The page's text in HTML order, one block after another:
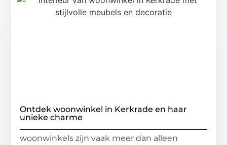
Ontdek woonwinkel in Kerkrade en haar
unieke charme
woonwinkels zijn vaak meer dan alleen